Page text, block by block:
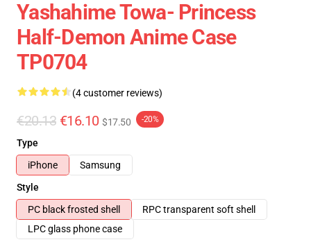
Yashahime Towa- Princess
Half-Demon Anime Case
TP0704
(4 customer reviews)
€20.13 €16.10 $17.50 -20%
Type
iPhone
Samsung
Style
PC black frosted shell
RPC transparent soft shell
LPC glass phone case